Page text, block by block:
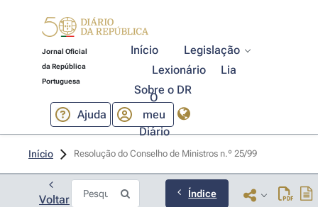
Jornal Oficial
da República
Portuguesa
Início
Legislação
Lexionário
Lia
Sobre o DR
Ajuda
O
meu
Diário
Início Resolução do Conselho de Ministros n.º 25/99
Voltar Índice